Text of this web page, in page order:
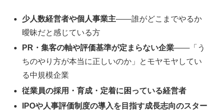
少人数経営者や個人事業主——誰がどこまでやるか
曖昧だと感じている方
PR・集客の軸や評価基準が定まらない企業——「う
ちのやり方が本当に正しいのか」とモヤモヤしてい
る中規模企業
従業員の採用・育成・定着に困っている経営者
IPOや人事評価制度の導入を目指す成長志向のスター